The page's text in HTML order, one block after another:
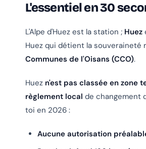
L'essentiel en 30
L'Alpe d'Huez est la station ; Huez
Huez qui détient la souveraineté
Communes de l'Oisans (CCO).
Huez n'est pas classée en zone
règlement local de changement
toi en 2026 :
Aucune autorisation